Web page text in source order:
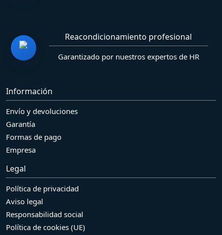
Reacondicionamiento profesional
Garantizado por nuestros expertos de HR
Información
Envío y devoluciones
Garantía
Formas de pago
Empresa
Legal
Política de privacidad
Aviso legal
Responsabilidad social
Política de cookies (UE)